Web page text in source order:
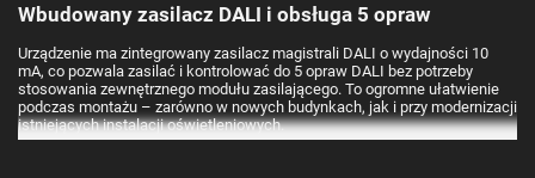
Wbudowany zasilacz DALI i obsługa 5 opraw
Urządzenie ma zintegrowany zasilacz magistrali DALI o wydajności 10
mA, co pozwala zasilać i kontrolować do 5 opraw DALI bez potrzeby
stosowania zewnętrznego modułu zasilającego. To ogromne ułatwienie
podczas montażu – zarówno w nowych budynkach, jak i przy modernizacji
istniejących instalacji oświetleniowych.